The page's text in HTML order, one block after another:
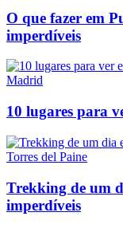
O que fazer em
imperdíveis
Madrid
10 lugares para
Torres del Paine
Trekking de um
imperdíveis